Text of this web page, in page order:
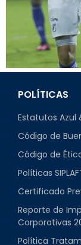
POLÍTICAS
Estatutos Azul
Código de
Código de
Políticas
Certificado
Reporte de
Corporativas
Política